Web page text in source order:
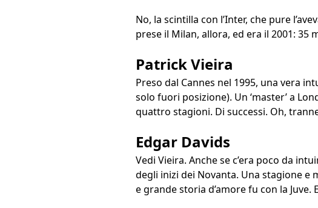
No, la scintilla con l’Inter, che pure
prese il Milan, allora, ed era il 2001: 35
Patrick Vieira
Preso dal Cannes nel 1995, una vera
solo fuori posizione). Un ‘master’ a
quattro stagioni. Di successi. Oh,
Edgar Davids
Vedi Vieira. Anche se c’era poco da
degli inizi dei Novanta. Una stagione e
e grande storia d’amore fu con la Juve.